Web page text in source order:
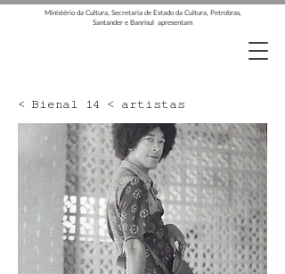
Ministério da Cultura, Secretaria de Estado da Cultura, Petrobras,
Santander e Banrisul apresentam
< Bienal 14 < artistas